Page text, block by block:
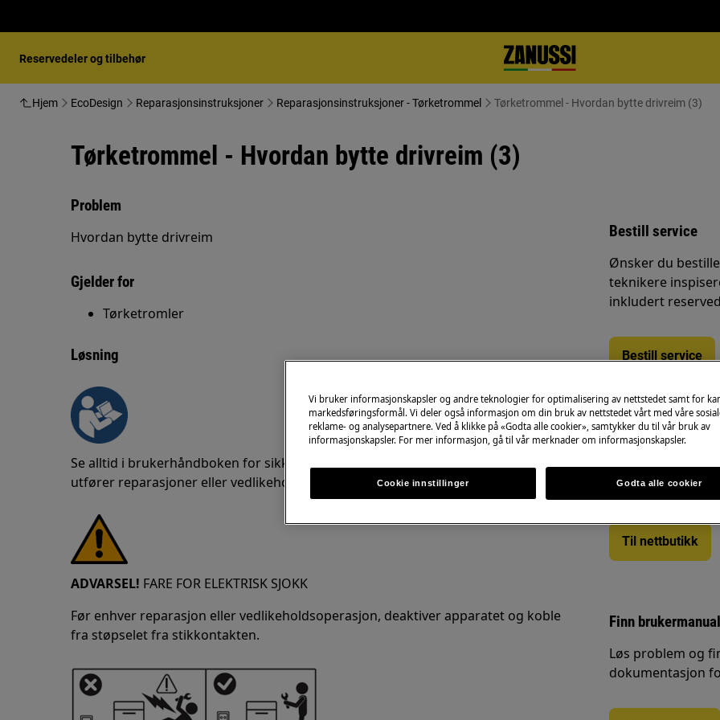
Reservedeler og tilbehør
Hjem EcoDesign Reparasjonsinstruksjoner Reparasjonsinstruksjoner - Tørketrommel Tørketrommel - Hvordan bytte drivreim (3)
Tørketrommel - Hvordan bytte drivreim (3)
Problem
Hvordan bytte drivreim
Gjelder for
Tørketromler
Løsning
Se alltid i brukerhåndboken for sikkerhetsinformasjon om produktet før du
utfører reparasjoner eller vedlikehold.
https://www.electrolux.com/support/user-manuals/
ADVARSEL! FARE FOR ELEKTRISK SJOKK
Før enhver reparasjon eller vedlikeholdsoperasjon, deaktiver apparatet og koble
fra støpselet fra stikkontakten.
Bestill service
Ønsker du
teknikere
inkludert
Bestill service
Reservedeler og
Finn originale
web shop og få
Til nettbutikk
Finn
Løs problem og
dokumentasjon
Vi bruker informasjonskapsler og andre teknologier for optimalisering av nettstedet samt for
markedsføringsformål. Vi deler også informasjon om din bruk av nettstedet vårt med våre
reklame- og analysepartnere. Ved å klikke på «Godta alle cookier», samtykker du til vår bruk av
informasjonskapsler. For mer informasjon, gå til vår merknader om informasjonskapsler.
Cookie innstillinger Godta alle cookier